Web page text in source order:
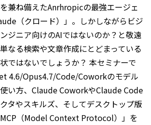
兼ね備えたAnrhropicの最強エージェ
（クロード）」。しかしながらビジ
ジニア向けのAIではないのか？と敬遠
なる検索や文章作成にとどまっている
ではないでしょうか？ 本セミナーで
4.6/Opus4.7/Code/Coworkのモデル
い方、Claude CoworkやClaude Code
タやスキルズ、そしてデスクトップ版
（Model Context Protocol）」を